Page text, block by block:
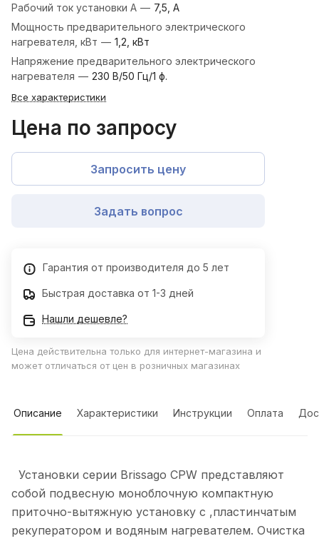
Рабочий ток установки А — 7,5, А
Мощность предварительного электрического
нагревателя, кВт — 1,2, кВт
Напряжение предварительного электрического
нагревателя — 230 В/50 Гц/1 ф.
Все характеристики
Цена по запросу
Запросить цену
Задать вопрос
Гарантия от производителя до 5 лет
Быстрая доставка от 1-3 дней
Нашли дешевле?
Цена действительна только для интернет-магазина и
может отличаться от цен в розничных магазинах
Описание Характеристики Инструкции Оплата
Установки серии Brissago CPW представляют
собой подвесную моноблочную компактную
приточно-вытяжную установку с ,пластинчатым
рекуператором и водяным нагревателем. Очистка